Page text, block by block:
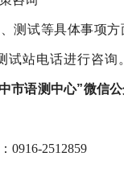
测试等具体事项
试站电话进行咨询
市语测中心”微信
0916-2512859